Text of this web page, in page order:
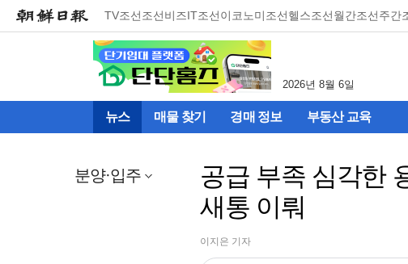
TV조선조선비즈IT조선이코노미조선헬스조선월간조선주간
2026년 8월 6일
뉴스 매물 찾기 경매 정보 부동산 교육
분양·입주
공급 부족 심각한
새통 이뤄
이지은 기자